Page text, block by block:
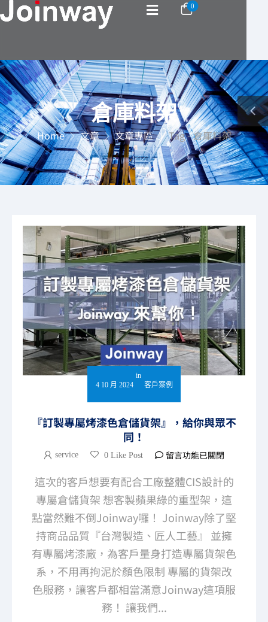
0
倉庫料架
Home 文章 文章專區 Tag - 倉庫料架
4 10 月 2024
in
客戶案例
『訂製專屬烤漆色倉儲貨架』，給你與眾不
同！
service 0 Like Post 留言功能已關閉
這次的客戶想要有配合工廠整體CIS設計的
專屬倉儲貨架 想客製蘋果綠的重型架，這
點當然難不倒Joinway囉！ Joinway除了堅
持商品品質『台灣製造、匠人工藝』 並擁
有專屬烤漆廠，為客戶量身打造專屬貨架色
系，不用再拘泥於顏色限制 專屬的貨架改
色服務，讓客戶都相當滿意Joinway這項服
務！ 讓我們...